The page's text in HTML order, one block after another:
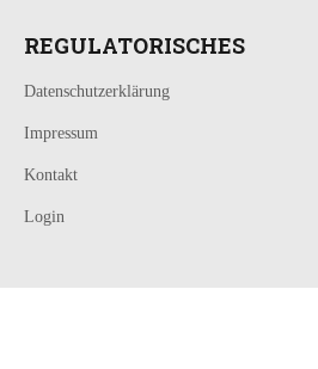
REGULATORISCHES
Datenschutzerklärung
Impressum
Kontakt
Login